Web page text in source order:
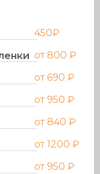
450₽
от 800 ₽
от 690 ₽
от 950 ₽
от 840 ₽
от 1200 ₽
от 950 ₽